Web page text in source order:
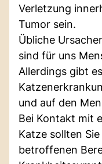
Verletzung
Tumor sein.
Übliche
sind für uns
Allerdings gibt
und auf den
Bei Kontakt mit
Katze sollten
betroffenen